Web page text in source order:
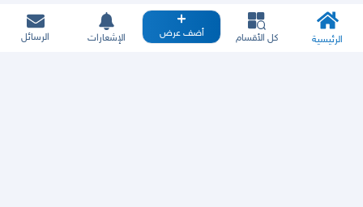
الرئيسية كل الأقسام أضف عرض الإشعارات الرسائل